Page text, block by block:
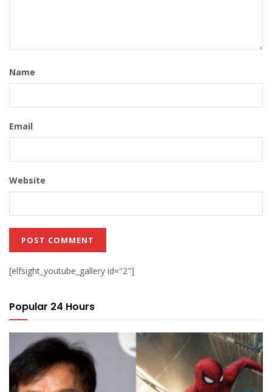
Name
Email
Website
[elfsight_youtube_gallery id="2"]
Popular 24 Hours